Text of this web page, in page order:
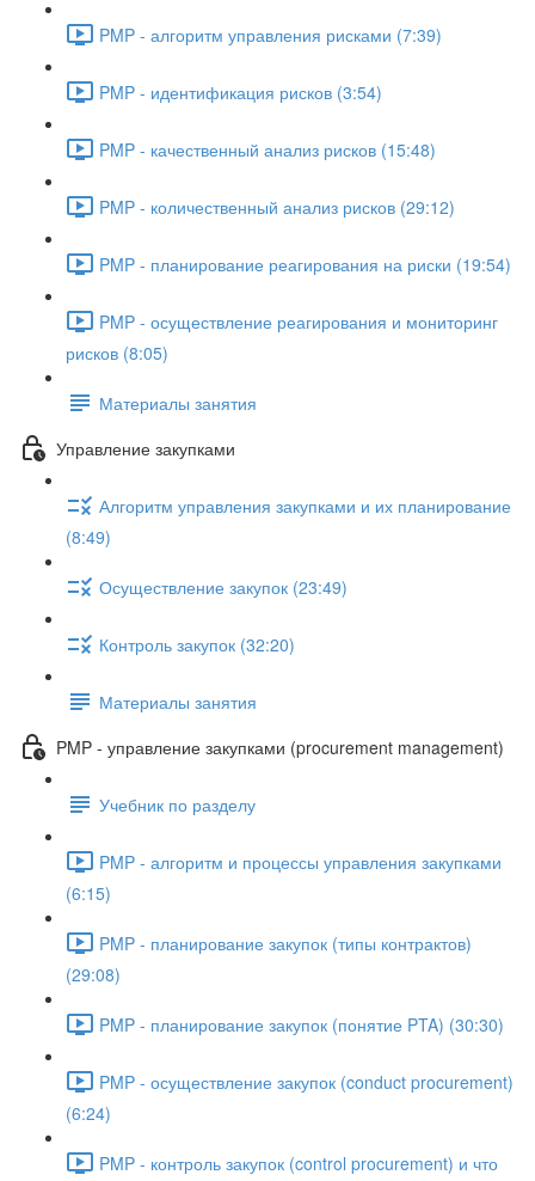
PMP - алгоритм управления рисками (7:39)
PMP - идентификация рисков (3:54)
PMP - качественный анализ рисков (15:48)
PMP - количественный анализ рисков (29:12)
PMP - планирование реагирования на риски (19:54)
PMP - осуществление реагирования и мониторинг
рисков (8:05)
Материалы занятия
Управление закупками
Алгоритм управления закупками и их планирование
(8:49)
Осуществление закупок (23:49)
Контроль закупок (32:20)
Материалы занятия
PMP - управление закупками (procurement management)
Учебник по разделу
PMP - алгоритм и процессы управления закупками
(6:15)
PMP - планирование закупок (типы контрактов)
(29:08)
PMP - планирование закупок (понятие PTA) (30:30)
PMP - осуществление закупок (conduct procurement)
(6:24)
PMP - контроль закупок (control procurement) и что